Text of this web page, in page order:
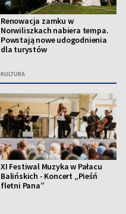
Renowacja zamku w
Norwiliszkach nabiera tempa.
Powstają nowe udogodnienia
dla turystów
KULTURA
XI Festiwal Muzyka w Pałacu
Balińskich - Koncert „Pieśń
fletni Pana”